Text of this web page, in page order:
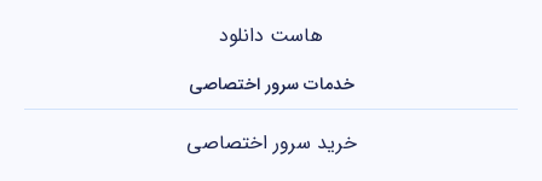
هاست دانلود
خدمات سرور اختصاصی
خرید سرور اختصاصی